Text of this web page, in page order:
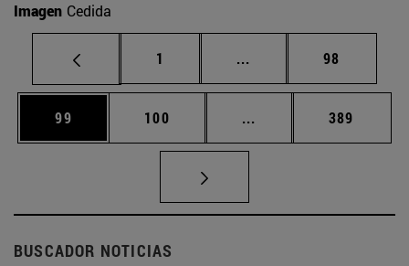
Imagen Cedida
Página
1 ... Páginas intermedias
Página
98
Página
99 Página
100 ... Páginas intermedias
Página
389
BUSCADOR NOTICIAS